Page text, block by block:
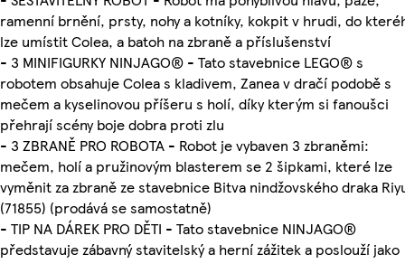
ramenní brnění, prsty, nohy a kotníky, kokpit v hrudi, do
lze umístit Colea, a batoh na zbraně a příslušenství
- 3 MINIFIGURKY NINJAGO® - Tato stavebnice LEGO® s
robotem obsahuje Colea s kladivem, Zanea v dračí podobě s
mečem a kyselinovou příšeru s holí, díky kterým si fanoušci
přehrají scény boje dobra proti zlu
- 3 ZBRANĚ PRO ROBOTA - Robot je vybaven 3 zbraněmi:
mečem, holí a pružinovým blasterem se 2 šipkami, které lze
vyměnit za zbraně ze stavebnice Bitva nindžovského draka
(71855) (prodává se samostatně)
- TIP NA DÁREK PRO DĚTI - Tato stavebnice NINJAGO®
představuje zábavný stavitelský a herní zážitek a poslouží jako